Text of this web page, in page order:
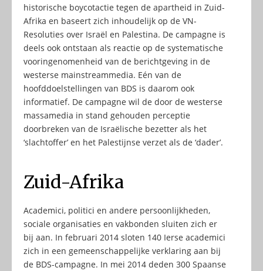
historische boycotactie tegen de apartheid in Zuid-
Afrika en baseert zich inhoudelijk op de VN-
Resoluties over Israël en Palestina. De campagne is
deels ook ontstaan als reactie op de systematische
vooringenomenheid van de berichtgeving in de
westerse mainstreammedia. Eén van de
hoofddoelstellingen van BDS is daarom ook
informatief. De campagne wil de door de westerse
massamedia in stand gehouden perceptie
doorbreken van de Israëlische bezetter als het
‘slachtoffer’ en het Palestijnse verzet als de ‘dader’.
Zuid-Afrika
Academici, politici en andere persoonlijkheden,
sociale organisaties en vakbonden sluiten zich er
bij aan. In februari 2014 sloten 140 Ierse academici
zich in een gemeenschappelijke verklaring aan bij
de BDS-campagne. In mei 2014 deden 300 Spaanse